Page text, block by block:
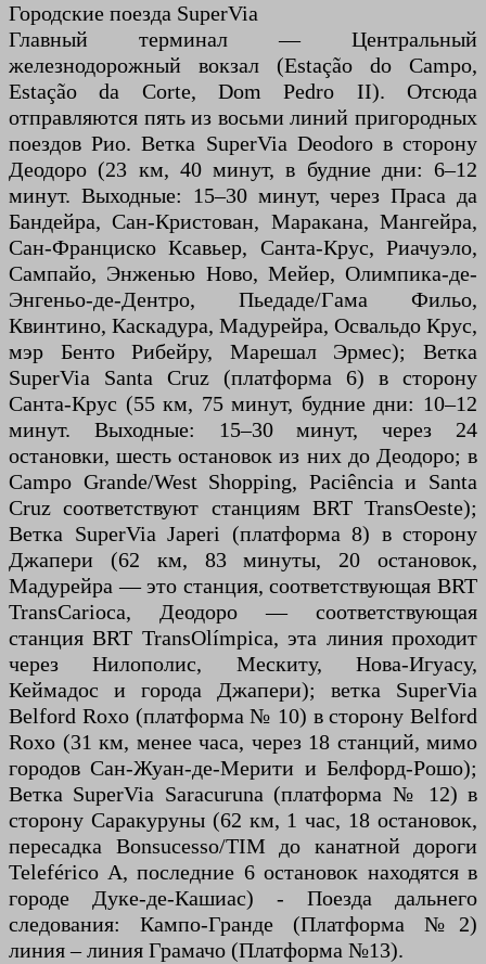
Городские поезда SuperVia
Главный терминал — Центральный
железнодорожный вокзал (Estação do Campo,
Estação da Corte, Dom Pedro II). Отсюда
отправляются пять из восьми линий пригородных
поездов Рио. Ветка SuperVia Deodoro в сторону
Деодоро (23 км, 40 минут, в будние дни: 6–12
минут. Выходные: 15–30 минут, через Праса да
Бандейра, Сан-Кристован, Маракана, Мангейра,
Сан-Франциско Ксавьер, Санта-Крус, Риачуэло,
Сампайо, Энженью Ново, Мейер, Олимпика-де-
Энгеньо-де-Дентро, Пьедаде/Гама Фильо,
Квинтино, Каскадура, Мадурейра, Освальдо Крус,
мэр Бенто Рибейру, Марешал Эрмес); Ветка
SuperVia Santa Cruz (платформа 6) в сторону
Санта-Крус (55 км, 75 минут, будние дни: 10–12
минут. Выходные: 15–30 минут, через 24
остановки, шесть остановок из них до Деодоро; в
Campo Grande/West Shopping, Paciência и Santa
Cruz соответствуют станциям BRT TransOeste);
Ветка SuperVia Japeri (платформа 8) в сторону
Джапери (62 км, 83 минуты, 20 остановок,
Мадурейра — это станция, соответствующая BRT
TransCarioca, Деодоро — соответствующая
станция BRT TransOlímpica, эта линия проходит
через Нилополис, Мескиту, Нова-Игуасу,
Кеймадос и города Джапери); ветка SuperVia
Belford Roxo (платформа № 10) в сторону Belford
Roxo (31 км, менее часа, через 18 станций, мимо
городов Сан-Жуан-де-Мерити и Белфорд-Рошо);
Ветка SuperVia Saracuruna (платформа № 12) в
сторону Саракуруны (62 км, 1 час, 18 остановок,
пересадка Bonsucesso/TIM до канатной дороги
Teleférico A, последние 6 остановок находятся в
городе Дуке-де-Кашиас) - Поезда дальнего
следования: Кампо-Гранде (Платформа №2)
линия – линия Грамачо (Платформа №13).